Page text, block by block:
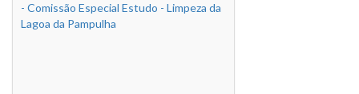
- Comissão Especial Estudo - Limpeza da
Lagoa da Pampulha